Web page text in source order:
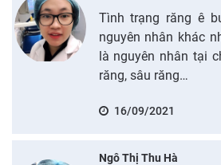
Tình trạng răng ê
nguyên nhân khác
là nguyên nhân tại
răng, sâu răng…
16/09/2021
Ngô Thị Thu Hà